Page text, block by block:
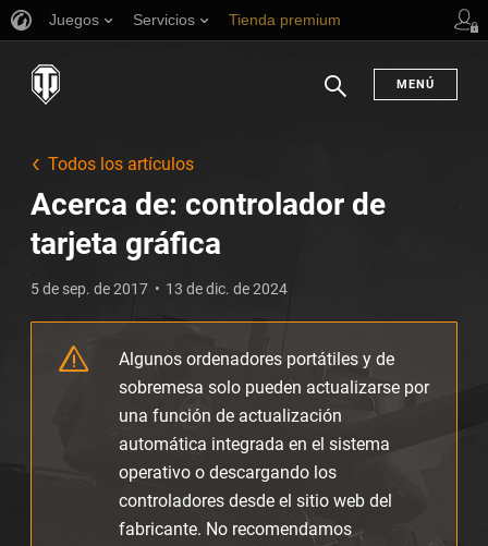
Juegos Servicios Tienda premium
MENÚ
Todos los artículos
Acerca de: controlador de
tarjeta gráfica
5 de sep. de 2017 13 de dic. de 2024
Algunos ordenadores portátiles y de
sobremesa solo pueden actualizarse por
una función de actualización
automática integrada en el sistema
operativo o descargando los
controladores desde el sitio web del
fabricante. No recomendamos